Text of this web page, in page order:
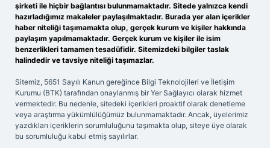
şirketi ile hiçbir bağlantısı bulunmamaktadır. Sitede yalnızca kendi
hazırladığımız makaleler paylaşılmaktadır. Burada yer alan içerikler
haber niteliği taşımamakta olup, gerçek kurum ve kişiler hakkında
paylaşım yapılmamaktadır. Gerçek kurum ve kişiler ile isim
benzerlikleri tamamen tesadüfidir. Sitemizdeki bilgiler taslak
halindedir ve tavsiye niteliği taşımazlar.
Sitemiz, 5651 Sayılı Kanun gereğince Bilgi Teknolojileri ve İletişim
Kurumu (BTK) tarafından onaylanmış bir Yer Sağlayıcı olarak hizmet
vermektedir. Bu nedenle, sitedeki içerikleri proaktif olarak denetleme
veya araştırma yükümlülüğümüz bulunmamaktadır. Ancak, üyelerimiz
yazdıkları içeriklerin sorumluluğunu taşımakta olup, siteye üye olarak
bu sorumluluğu kabul etmiş sayılırlar.